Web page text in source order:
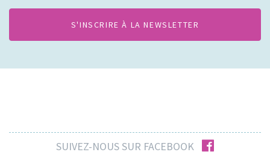
SUIVEZ-NOUS SUR FACEBOOK facebook